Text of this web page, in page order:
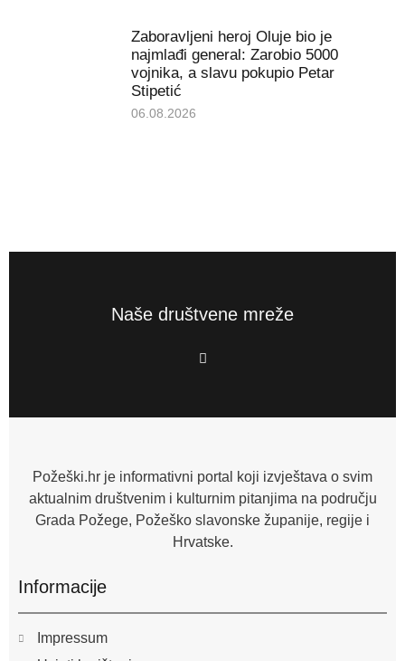
Zaboravljeni heroj Oluje bio je
najmlađi general: Zarobio 5000
vojnika, a slavu pokupio Petar
Stipetić
06.08.2026
Naše društvene mreže
F
a
o
f
Požeški.hr je informativni portal koji izvještava o svim
aktualnim društvenim i kulturnim pitanjima na području
Grada Požege, Požeško slavonske županije, regije i
Hrvatske.
Informacije
Impressum